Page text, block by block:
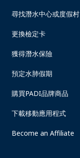
尋找潛水中心或度假村
更換檢定卡
獲得潛水保險
預定水肺假期
購買PADI品牌商品
下載移動應用程式
Become an Affiliate